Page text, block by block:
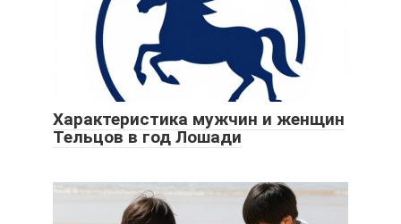
Характеристика мужчин и женщин
Тельцов в год Лошади